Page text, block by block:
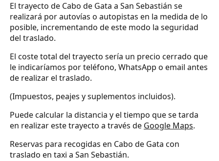
El trayecto de Cabo de Gata a San Sebastián se
realizará por autovías o autopistas en la medida de lo
posible, incrementando de este modo la seguridad
del traslado.
El coste total del trayecto sería un precio cerrado que
le indicaríamos por teléfono, WhatsApp o email antes
de realizar el traslado.
(Impuestos, peajes y suplementos incluidos).
Puede calcular la distancia y el tiempo que se tarda
en realizar este trayecto a través de Google Maps.
Reservas para recogidas en Cabo de Gata con
traslado en taxi a San Sebastián.